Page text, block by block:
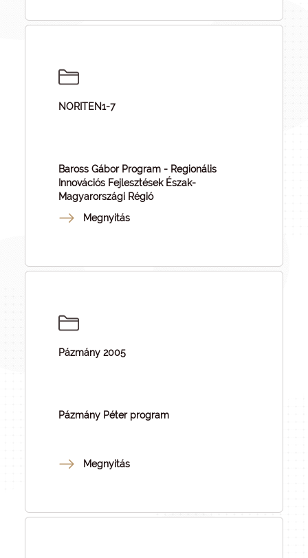
NORITEN1-7
Baross Gábor Program - Regionális
Innovációs Fejlesztések Észak-
Magyarországi Régió
Megnyitás
Pázmány 2005
Pázmány Péter program
Megnyitás